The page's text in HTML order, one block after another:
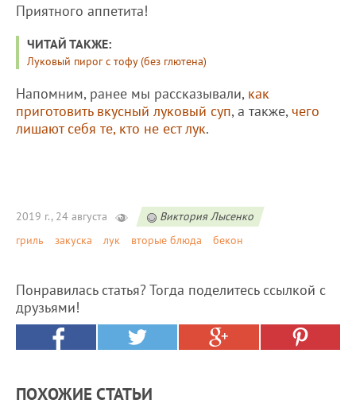
Приятного аппетита!
ЧИТАЙ ТАКЖЕ:
Луковый пирог с тофу (без глютена)
Напомним, ранее мы рассказывали, как
приготовить вкусный луковый суп, а также, чего
лишают себя те, кто не ест лук.
2019 г., 24 августа
Виктория Лысенко
гриль
закуска лук вторые блюда бекон
Понравилась статья? Тогда поделитесь ссылкой с
друзьями!
ПОХОЖИЕ СТАТЬИ